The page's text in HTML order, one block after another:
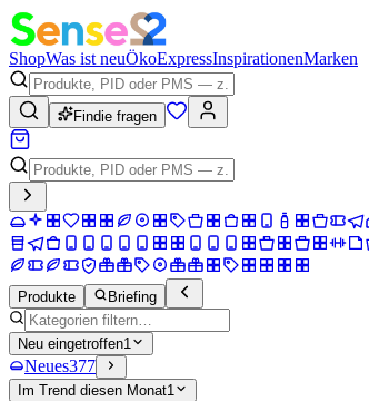
ShopWas ist neuÖkoExpressInspirationenMarken
Findie fragen
Produkte Briefing
Neu eingetroffen1
Neues377
Im Trend diesen Monat1